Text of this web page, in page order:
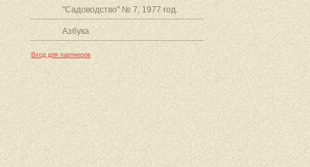
"Садоводство" № 7, 1977 год.
Азбука
Вход для партнеров